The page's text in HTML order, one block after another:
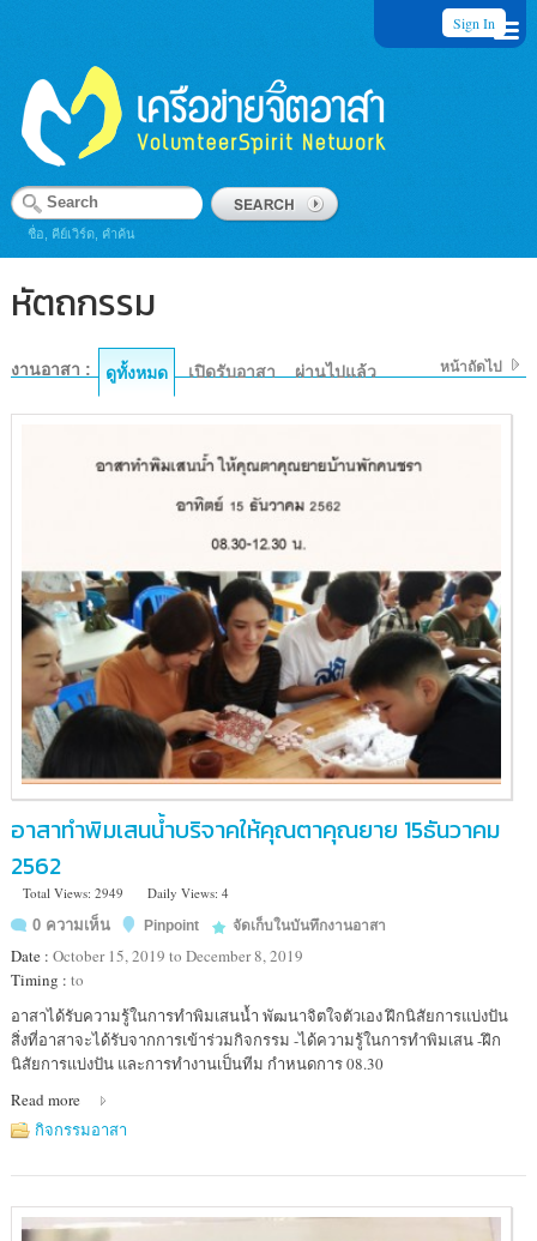
Sign In
ชื่อ, คีย์เวิร์ด, คำค้น
หัตถกรรม
งานอาสา : ดูทั้งหมด เปิดรับอาสา ผ่านไปแล้ว หน้าถัดไป
อาสาทำพิมเสนน้ำบริจาคให้คุณตาคุณยาย 15ธันวาคม
2562
Total Views: 2949
Daily Views: 4
0 ความเห็น
Pinpoint จัดเก็บในบันทึกงานอาสา
Date : October 15, 2019 to December 8, 2019
Timing : to
Location
:
อาสาได้รับความรู้ในการทำพิมเสนน้ำ พัฒนาจิตใจตัวเอง ฝึกนิสัยการแบ่งปัน
สิ่งที่อาสาจะได้รับจากการเข้าร่วมกิจกรรม -ได้ความรู้ในการทำพิมเสน -ฝึก
นิสัยการแบ่งปัน และการทำงานเป็นทีม กำหนดการ 08.30
Read more
กิจกรรมอาสา